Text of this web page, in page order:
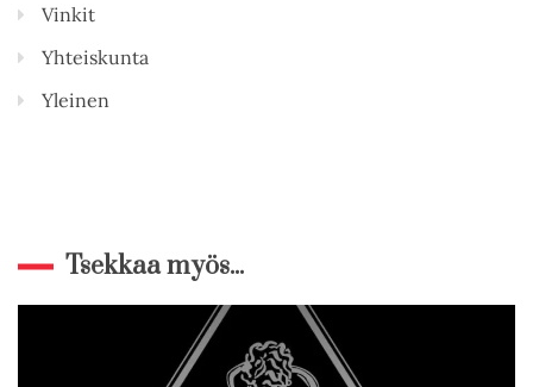
Vinkit
Yhteiskunta
Yleinen
Tsekkaa myös...